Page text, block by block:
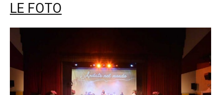
LE FOTO